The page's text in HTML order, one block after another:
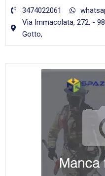
3474022061
Via Immacolata, 272, -
Gotto,